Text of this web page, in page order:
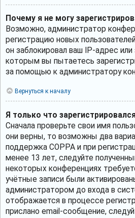
Почему я не могу
Возможно, администратор
регистрацию новых
он заблокировал ваш IP-адрес
которым вы пытаетесь
за помощью к администратору
Вернуться к началу
Я только что
Сначала проверьте свои имя
они верны, то возможны два
поддержка COPPA и при
менее 13 лет, следуйте
некоторых конференциях
учётные записи были
администратором до входа в
отображается в процессе
прислано email-сообщение,